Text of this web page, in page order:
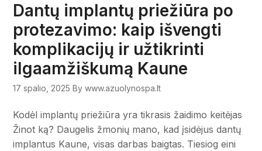
Dantų implantų priežiūra po
protezavimo: kaip išvengti
komplikacijų ir užtikrinti
ilgaamžiškumą Kaune
17 spalio, 2025 By www.azuolynospa.lt
Kodėl implantų priežiūra yra tikrasis žaidimo keitėjas
Žinot ką? Daugelis žmonių mano, kad įsidėjus dantų
implantus Kaune, visas darbas baigtas. Tiesiog eini